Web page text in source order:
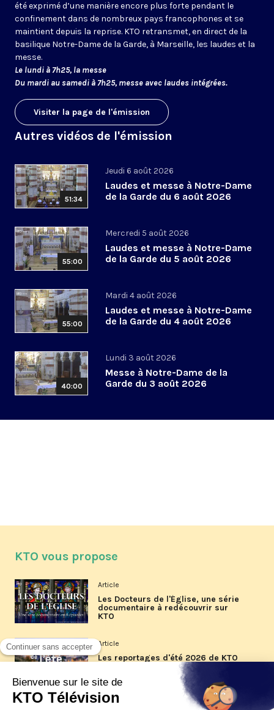
été exprimé d’une manière encore plus forte pendant le
confinement dans de nombreux pays francophones et se
maintient depuis la reprise. KTO retransmet, en direct de la
basilique Notre-Dame de la Garde, à Marseille, les laudes et la
messe.
Le lundi à 7h25, la messe
Du mardi au samedi à 7h25, messe avec laudes intégrées.
Visiter la page de l'émission
Autres vidéos de l'émission
51:34
Jeudi 6 août 2026
Laudes et messe à Notre-Dame
de la Garde du 6 août 2026
55:00
Mercredi 5 août 2026
Laudes et messe à Notre-Dame
de la Garde du 5 août 2026
55:00
Mardi 4 août 2026
Laudes et messe à Notre-Dame
de la Garde du 4 août 2026
40:00
Lundi 3 août 2026
Messe à Notre-Dame de la
Garde du 3 août 2026
KTO vous propose
Article
Les Docteurs de l'Église, une série
documentaire à redécouvrir sur
KTO
Article
Les reportages d'été 2026 de KTO
Article